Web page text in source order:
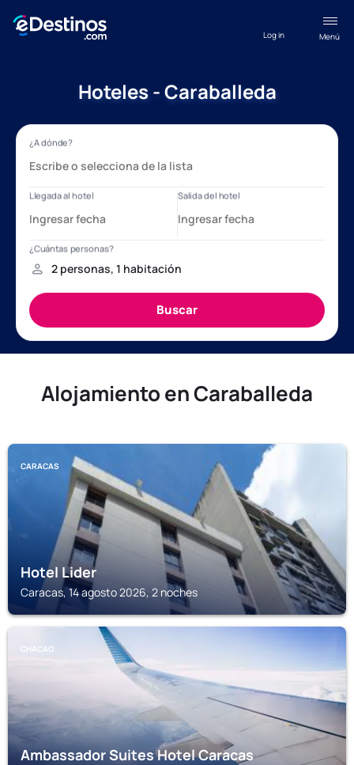
Menú
Log in
Hoteles - Caraballeda
Alojamiento en Caraballeda
CARACAS
Hotel Lider
Caracas, 14 agosto 2026, 2 noches
CHACAO
Ambassador Suites Hotel Caracas